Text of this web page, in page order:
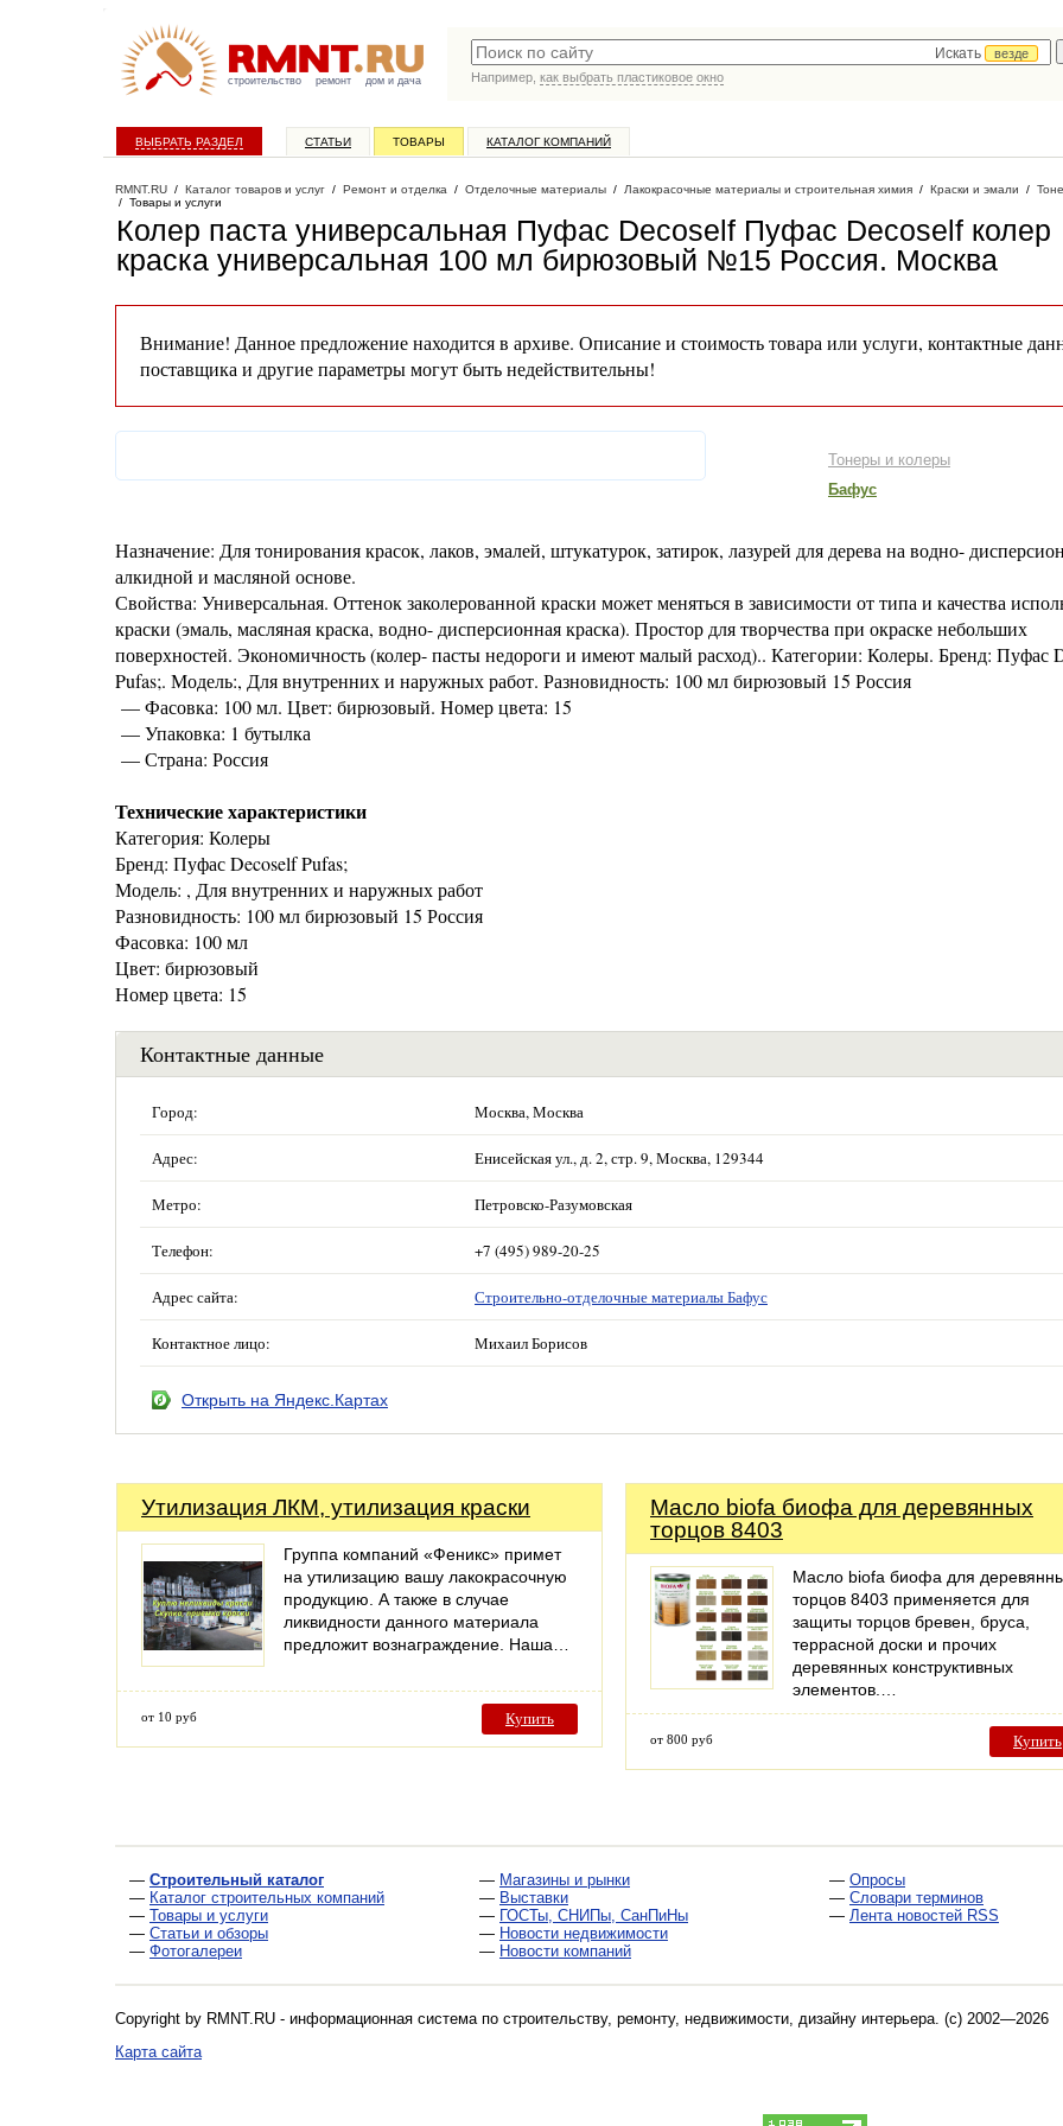
строительство ремонт дом и дача
Искать
везде
Например, как выбрать пластиковое окно
ВЫБРАТЬ РАЗДЕЛ СТАТЬИ ТОВАРЫ КАТАЛОГ КОМПАНИЙ
RMNT.RU / Каталог товаров и услуг / Ремонт и отделка / Отделочные материалы / Лакокрасочные материалы и строительная химия / Краски и эмали /
/ Товары и услуги
Колер паста универсальная Пуфас Decoself Пуфас Decoself колер
краска универсальная 100 мл бирюзовый №15 Россия. Москва
Внимание! Данное предложение находится в архиве. Описание и стоимость товара или услуги, контактные
поставщика и другие параметры могут быть недействительны!
Тонеры и колеры
Бафус
Назначение: Для тонирования красок, лаков, эмалей, штукатурок, затирок, лазурей для дерева на водно-
алкидной и масляной основе.
Свойства: Универсальная. Оттенок заколерованной краски может меняться в зависимости от типа и качества
краски (эмаль, масляная краска, водно- дисперсионная краска). Простор для творчества при окраске небольших
поверхностей. Экономичность (колер- пасты недороги и имеют малый расход).. Категории: Колеры. Бренд: Пуфас
Pufas;. Модель:, Для внутренних и наружных работ. Разновидность: 100 мл бирюзовый 15 Россия
— Фасовка: 100 мл. Цвет: бирюзовый. Номер цвета: 15
— Упаковка: 1 бутылка
— Страна: Россия
Технические характеристики
Категория: Колеры
Бренд: Пуфас Decoself Pufas;
Модель: , Для внутренних и наружных работ
Разновидность: 100 мл бирюзовый 15 Россия
Фасовка: 100 мл
Цвет: бирюзовый
Номер цвета: 15
Контактные данные
Город: Москва, Москва
Адрес: Енисейская ул., д. 2, стр. 9, Москва, 129344
Метро: Петровско-Разумовская
Телефон: +7 (495) 989-20-25
Адрес сайта: Строительно-отделочные материалы Бафус
Контактное лицо: Михаил Борисов
Открыть на Яндекс.Картах
Утилизация ЛКМ, утилизация краски
Группа компаний «Феникс» примет
на утилизацию вашу лакокрасочную
продукцию. А также в случае
ликвидности данного материала
предложит вознаграждение. Наша…
от 10 руб Купить
Масло biofa биофа для деревянных
торцов 8403
Масло biofa биофа для
торцов 8403 применяется для
защиты торцов бревен, бруса,
террасной доски и прочих
деревянных конструктивных
элементов.…
от 800 руб Купить
— Строительный каталог
— Каталог строительных компаний
— Товары и услуги
— Статьи и обзоры
— Фотогалереи
— Магазины и рынки
— Выставки
— ГОСТы, СНИПы, СанПиНы
— Новости недвижимости
— Новости компаний
— Опросы
— Словари терминов
— Лента новостей RSS
Copyright by RMNT.RU - информационная система по строительству, ремонту, недвижимости, дизайну интерьера. (c) 2002—2026
Карта сайта